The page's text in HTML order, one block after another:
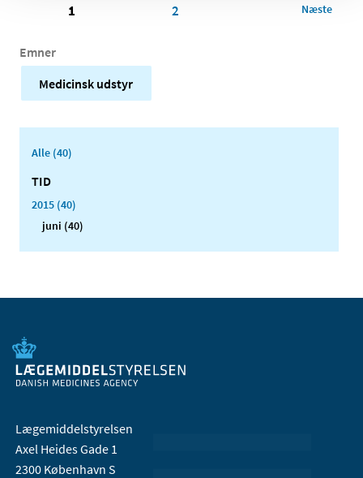
1 2 Næste
Emner
Medicinsk udstyr
Alle (40)
TID
2015 (40)
juni (40)
Lægemiddelstyrelsen
Axel Heides Gade 1
2300 København S